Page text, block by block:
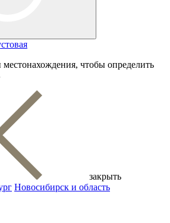
чтобы определить
закрыть
Новосибирск и область